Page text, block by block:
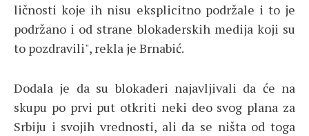
ličnosti koje ih nisu eksplicitno podržale i to je
podržano i od strane blokaderskih medija koji su
to pozdravili", rekla je Brnabić.
Dodala je da su blokaderi najavljivali da će na
skupu po prvi put otkriti neki deo svog plana za
Srbiju i svojih vrednosti, ali da se ništa od toga